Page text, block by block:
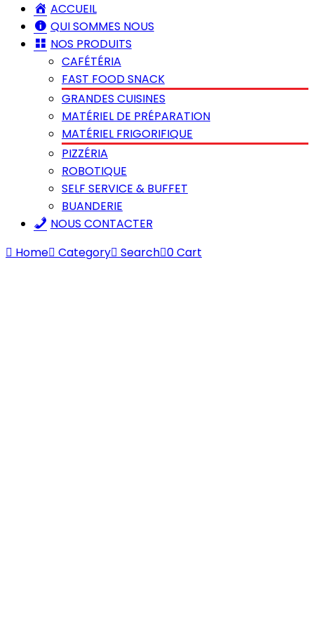
ACCUEIL
QUI SOMMES NOUS
NOS PRODUITS
CAFÉTÉRIA
FAST FOOD SNACK
GRANDES CUISINES
MATÉRIEL DE PRÉPARATION
MATÉRIEL FRIGORIFIQUE
PIZZÉRIA
ROBOTIQUE
SELF SERVICE & BUFFET
BUANDERIE
NOUS CONTACTER
Home
Category Search 0Cart